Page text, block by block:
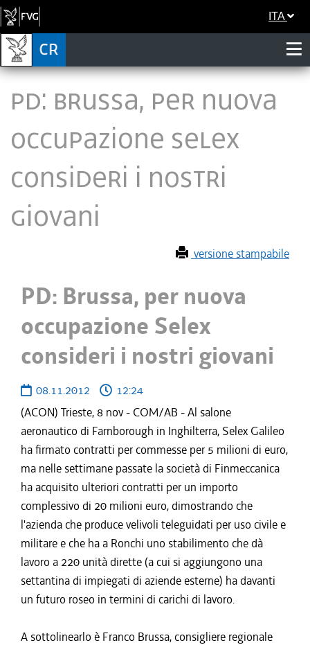
ITA
PD: Brussa, per nuova
occupazione Selex
consideri i nostri
giovani
versione stampabile
PD: Brussa, per nuova
occupazione Selex
consideri i nostri giovani
08.11.2012
12:24
(ACON) Trieste, 8 nov - COM/AB - Al salone
aeronautico di Farnborough in Inghilterra, Selex Galileo
ha firmato contratti per commesse per 5 milioni di euro,
ma nelle settimane passate la società di Finmeccanica
ha acquisito ulteriori contratti per un importo
complessivo di 20 milioni euro, dimostrando che
l'azienda che produce velivoli teleguidati per uso civile e
militare e che ha a Ronchi uno stabilimento che dà
lavoro a 220 unità dirette (a cui si aggiungono una
settantina di impiegati di aziende esterne) ha davanti
un futuro roseo in termini di carichi di lavoro.
A sottolinearlo è Franco Brussa, consigliere regionale